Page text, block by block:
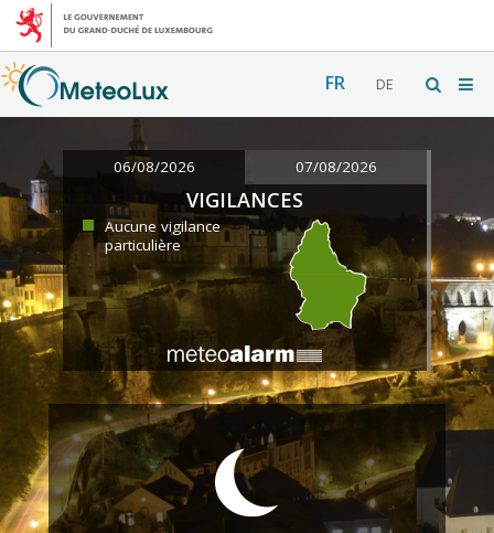
FR DE
06/08/2026 07/08/2026
VIGILANCES
Aucune vigilance
particulière